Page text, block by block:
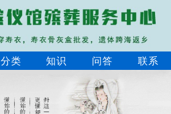
分类 知识 问答 联系